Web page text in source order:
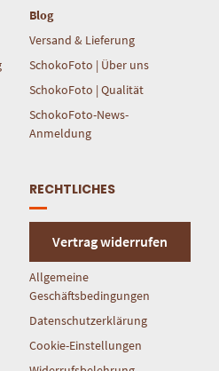
Blog
Versand & Lieferung
SchokoFoto | Über uns
SchokoFoto | Qualität
SchokoFoto-News-
Anmeldung
RECHTLICHES
Vertrag widerrufen
Allgemeine
Geschäftsbedingungen
Datenschutzerklärung
Cookie-Einstellungen